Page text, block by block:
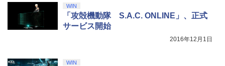
WIN
「攻殻機動隊 S.A.C. ONLINE」、正式
サービス開始
2016年12月1日
WIN